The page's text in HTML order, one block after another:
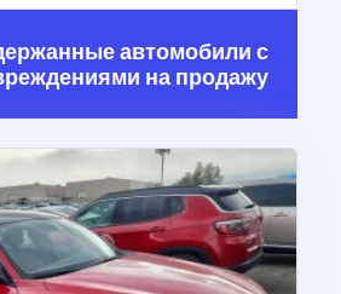
автомобили с
на продажу